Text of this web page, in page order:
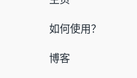
如何使用？
博客